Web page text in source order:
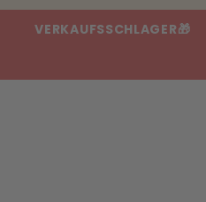
VERKAUFSSCHLAGER🎁